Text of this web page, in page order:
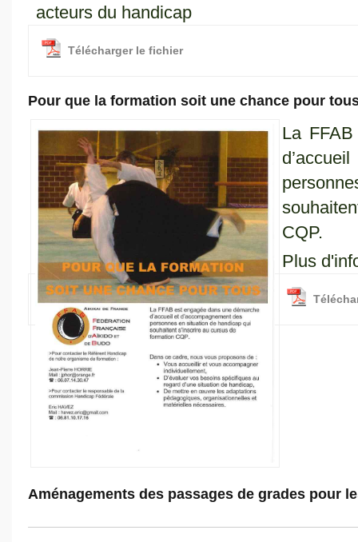
acteurs du handicap
Télécharger le fichier
Pour que la formation soit une chance pour
La
CQP.
Plus
Aménagements des passages de grades pour